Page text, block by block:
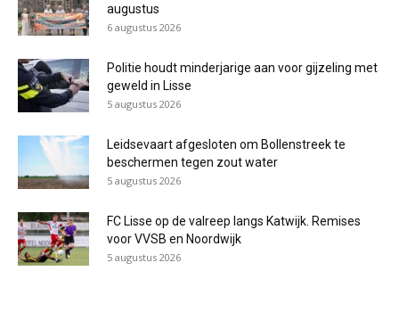
augustus
6 augustus 2026
Politie houdt minderjarige aan voor gijzeling met
geweld in Lisse
5 augustus 2026
Leidsevaart afgesloten om Bollenstreek te
beschermen tegen zout water
5 augustus 2026
FC Lisse op de valreep langs Katwijk. Remises
voor VVSB en Noordwijk
5 augustus 2026